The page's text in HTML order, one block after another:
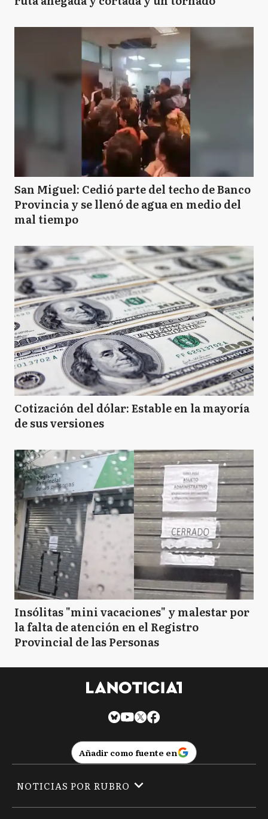
San Miguel: Cedió parte del techo de Banco
Provincia y se llenó de agua en medio del
mal tiempo
Cotización del dólar: Estable en la mayoría
de sus versiones
Insólitas "mini vacaciones" y malestar por
la falta de atención en el Registro
Provincial de las Personas
Añadir como fuente en
NOTICIAS POR RUBRO